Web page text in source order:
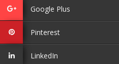
Google Plus
Pinterest
LinkedIn